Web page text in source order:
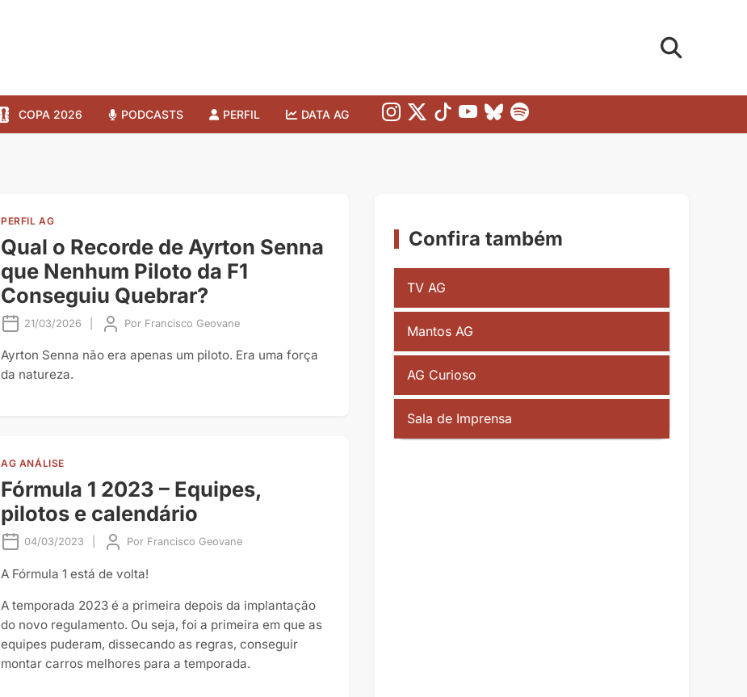
COPA 2026 PODCASTS PERFIL DATA AG
PERFIL AG
Qual o Recorde de Ayrton Senna
que Nenhum Piloto da F1
Conseguiu Quebrar?
21/03/2026 Por Francisco Geovane
Ayrton Senna não era apenas um piloto. Era uma força
da natureza.
AG ANÁLISE
Fórmula 1 2023 – Equipes,
pilotos e calendário
04/03/2023 Por Francisco Geovane
A Fórmula 1 está de volta!
A temporada 2023 é a primeira depois da implantação
do novo regulamento. Ou seja, foi a primeira em que as
equipes puderam, dissecando as regras, conseguir
montar carros melhores para a temporada.
Confira também
TV AG
Mantos AG
AG Curioso
Sala de Imprensa